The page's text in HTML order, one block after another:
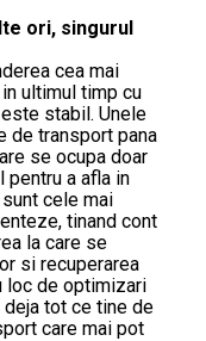
ori, singurul
cea mai
ultimul timp cu
stabil. Unele
de transport pana
se ocupa doar
a afla in
cele mai
tinand cont
la care se
si recuperarea
loc de optimizari
deja tot ce tine de
care mai pot